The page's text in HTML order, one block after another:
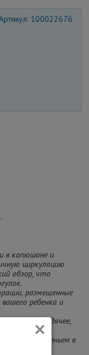
100022676
в капюшоне и
циркуляцию
обзор, что
размещенные
ребенка и
сидячее,
с сиденьем в
×